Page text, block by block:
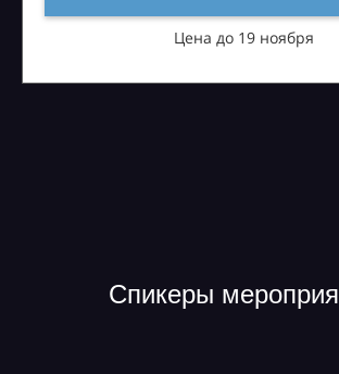
Цена до 19 ноября
Спикеры